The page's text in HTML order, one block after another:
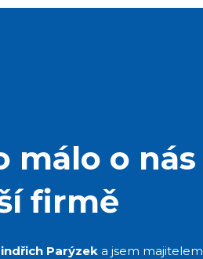
málo o nás
firmě
Parýzeka jsem majitelem